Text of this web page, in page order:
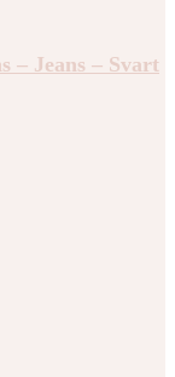
– Jeans – Svart